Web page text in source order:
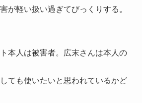
が軽い扱い過ぎてびっくりする。
本人は被害者。広末さんは本人の
ても使いたいと思われているかど